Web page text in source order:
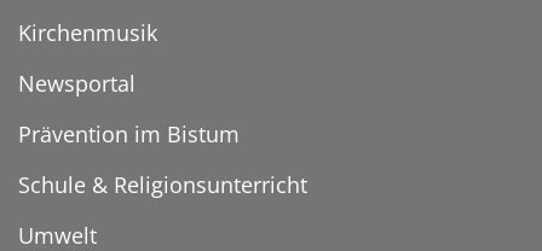
Kirchenmusik
Newsportal
Prävention im Bistum
Schule & Religionsunterricht
Umwelt